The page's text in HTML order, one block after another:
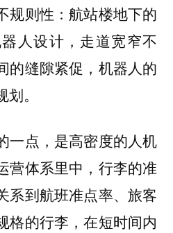
规则性：航站楼地下的
人设计，走道宽窄不
的缝隙紧促，机器人的
。
一点，是高密度的人机
营体系里中，行李的准
系到航班准点率、旅客
格的行李，在短时间内